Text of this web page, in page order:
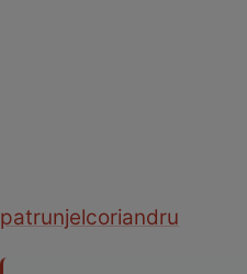
patrunjelcoriandru